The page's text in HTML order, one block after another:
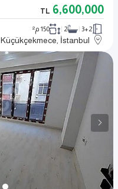
6,600,000
TL
3+2
2 150 م²
Küçükçekmece, İstanbul